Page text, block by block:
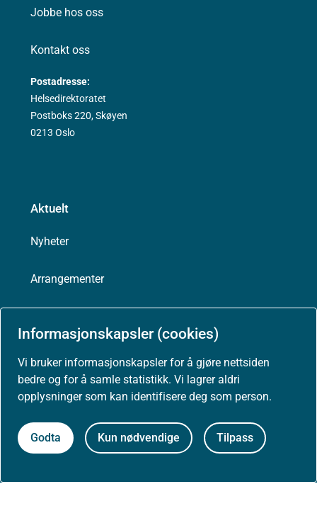
Informasjonskapsler (cookies)
Vi bruker informasjonskapsler for å gjøre nettsiden
bedre og for å samle statistikk. Vi lagrer aldri
opplysninger som kan identifisere deg som person.
Godta Kun nødvendige Tilpass
Jobbe hos oss
Kontakt oss
Postadresse:
Helsedirektoratet
Postboks 220, Skøyen
0213 Oslo
Aktuelt
Nyheter
Arrangementer
Om nettstedet